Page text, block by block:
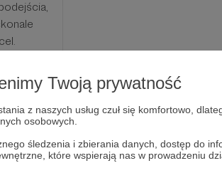
Twoją prywatność
z naszych usług czuł się komfortowo,
osobowych.
śledzenia i zbierania danych, dostęp do
które wspierają nas w prowadzeniu
2 lata